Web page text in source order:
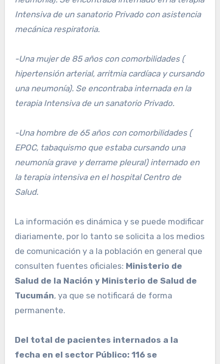
Intensiva de un sanatorio Privado con asistencia
mecánica respiratoria.
-Una mujer de 85 años con comorbilidades (
hipertensión arterial, arritmia cardíaca y cursando
una neumonía). Se encontraba internada en la
terapia Intensiva de un sanatorio Privado.
-Una hombre de 65 años con comorbilidades (
EPOC, tabaquismo que estaba cursando una
neumonía grave y derrame pleural) internado en
la terapia intensiva en el hospital Centro de
Salud.
La información es dinámica y se puede modificar
diariamente, por lo tanto se solicita a los medios
de comunicación y a la población en general que
consulten fuentes oficiales: Ministerio de
Salud de la Nación y Ministerio de Salud de
Tucumán, ya que se notificará de forma
permanente.
Del total de pacientes internados a la
fecha en el sector Público: 116 se